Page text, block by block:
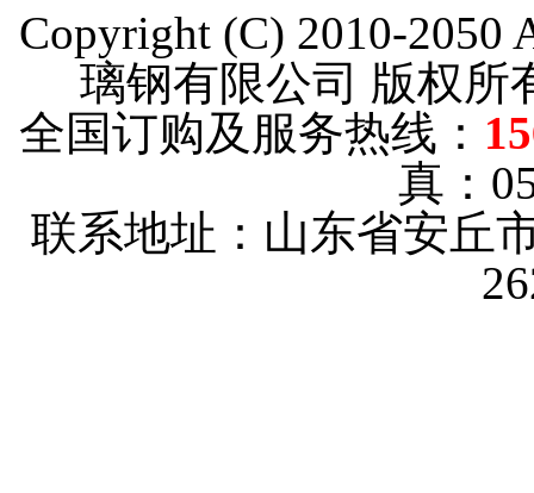
Copyright (C) 2010-2050
璃钢有限公司 版权
全国订购及服务热线：
真：
联系地址：山东省安丘